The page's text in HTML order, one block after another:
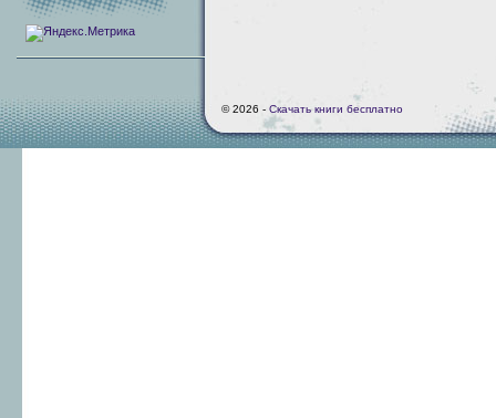
© 2026 - Скачать книги бесплатно